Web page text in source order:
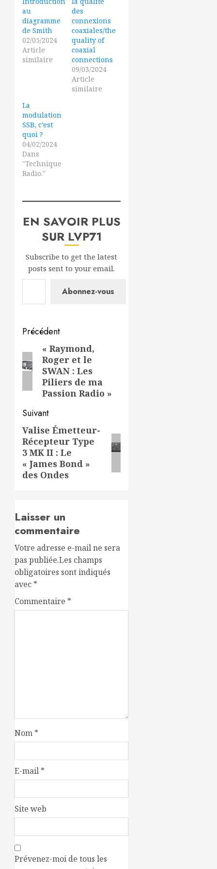
au
diagramme
de Smith
02/05/2024
Article
similaire
des
connexions
coaxiales/the
quality of
coaxial
connections
09/03/2024
Article
similaire
La
modulation
SSB, c’est
quoi ?
04/02/2024
Dans
"Technique
Radio."
EN SAVOIR PLUS
SUR LVP71
Subscribe to get the latest
posts sent to your email.
Saisissez votre adresse e-mail…
Abonnez-vous
Navigation
d’article
Précédent
Article
précédent:
« Raymond,
Roger et le
SWAN : Les
Piliers de ma
Passion Radio »
Suivant
Article
suivant:
Valise Émetteur-
Récepteur Type
3 MK II : Le
« James Bond »
des Ondes
Laisser un
commentaire
Votre adresse e-mail ne sera
pas publiée.Les champs
obligatoires sont indiqués
avec *
Commentaire *
Nom *
E-mail *
Site web
Prévenez-moi de tous les